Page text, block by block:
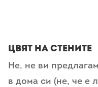
Цвят на стените
Не, не ви
в дома си (не, че е